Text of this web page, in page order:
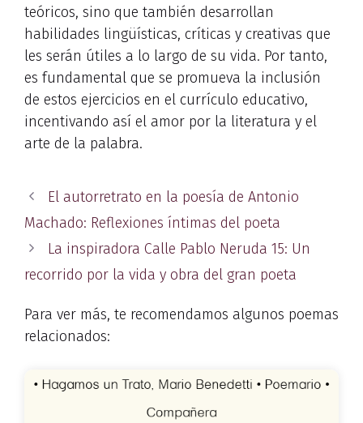
teóricos, sino que también desarrollan
habilidades lingüísticas, críticas y creativas que
les serán útiles a lo largo de su vida. Por tanto,
es fundamental que se promueva la inclusión
de estos ejercicios en el currículo educativo,
incentivando así el amor por la literatura y el
arte de la palabra.
El autorretrato en la poesía de Antonio
Machado: Reflexiones íntimas del poeta
La inspiradora Calle Pablo Neruda 15: Un
recorrido por la vida y obra del gran poeta
Para ver más, te recomendamos algunos poemas
relacionados: